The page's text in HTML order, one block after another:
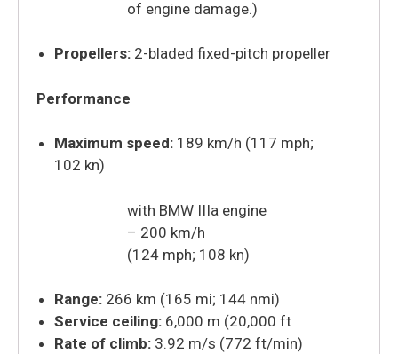
of engine damage.)
Propellers: 2-bladed fixed-pitch propeller
Performance
Maximum speed: 189 km/h (117 mph;
102 kn)
with BMW IIIa engine
– 200 km/h
(124 mph; 108 kn)
Range: 266 km (165 mi; 144 nmi)
Service ceiling: 6,000 m (20,000 ft
Rate of climb: 3.92 m/s (772 ft/min)